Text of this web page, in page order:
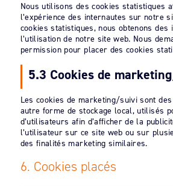
Nous utilisons des cookies statistiques
l’expérience des internautes sur notre
cookies statistiques, nous obtenons
l’utilisation de notre site web. Nous
permission pour placer des cookies
5.3 Cookies de
Les cookies de marketing/suivi sont
autre forme de stockage local, utilisés
d’utilisateurs afin d’afficher de la
l’utilisateur sur ce site web ou sur
des finalités marketing similaires.
6. Cookies placés